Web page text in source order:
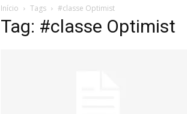
Início Tags #classe Optimist
Tag: #classe Optimist